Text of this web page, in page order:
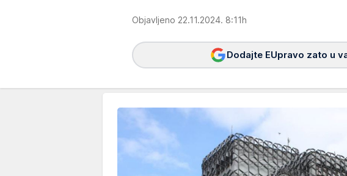
Objavljeno 22.11.2024. 8:11h
Dodajte EUpravo zato u